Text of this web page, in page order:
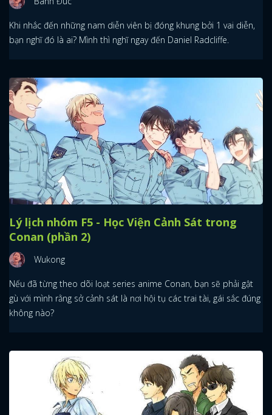
Khi nhắc đến những nam diễn viên bị đóng khung bởi 1 vai diễn,
bạn nghĩ đó là ai? Mình thì nghĩ ngay đến Daniel Radcliffe.
Lý lịch nhóm F5 - Học Viện Cảnh Sát trong
Conan (phần 2)
Wukong
Nếu đã từng theo dõi loạt series anime Conan, bạn sẽ phải gật
gù với mình rằng sở cảnh sát là nơi hội tụ các trai tài, gái sắc đúng
không nào?